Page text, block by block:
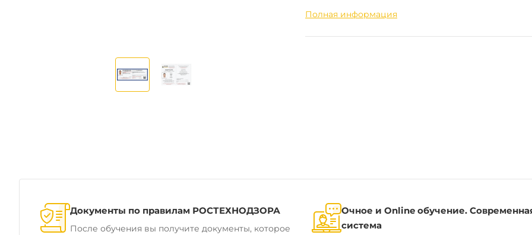
Полная информация
Документы по правилам РОСТЕХНОДЗОРА
После обучения вы получите документы, которое
Очное и Online обучение.
система